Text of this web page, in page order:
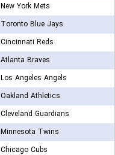
New York Mets
Toronto Blue Jays
Cincinnati Reds
Atlanta Braves
Los Angeles Angels
Oakland Athletics
Cleveland Guardians
Minnesota Twins
Chicago Cubs